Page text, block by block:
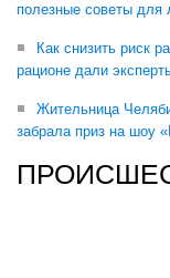
полезные советы для
Как снизить риск
рационе дали
Жительница
забрала приз на шоу